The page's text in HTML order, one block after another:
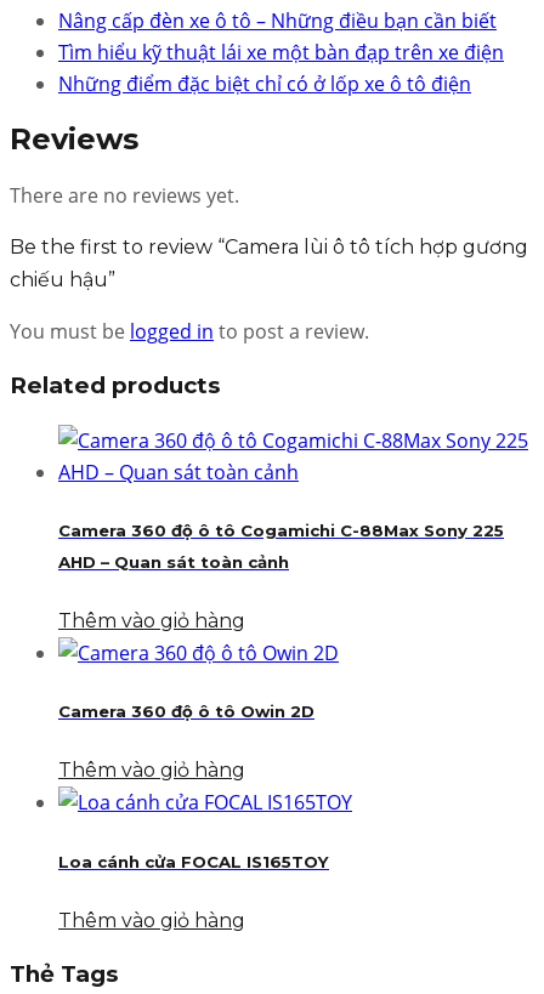
Nâng cấp đèn xe ô tô – Những điều bạn cần biết
Tìm hiểu kỹ thuật lái xe một bàn đạp trên xe điện
Những điểm đặc biệt chỉ có ở lốp xe ô tô điện
Reviews
There are no reviews yet.
Be the first to review “Camera lùi ô tô tích hợp gương
chiếu hậu”
You must be logged in to post a review.
Related products
Camera 360 độ ô tô Cogamichi C-88Max Sony 225
AHD – Quan sát toàn cảnh
Thêm vào giỏ hàng
Camera 360 độ ô tô Owin 2D
Thêm vào giỏ hàng
Loa cánh cửa FOCAL IS165TOY
Thêm vào giỏ hàng
Thẻ Tags